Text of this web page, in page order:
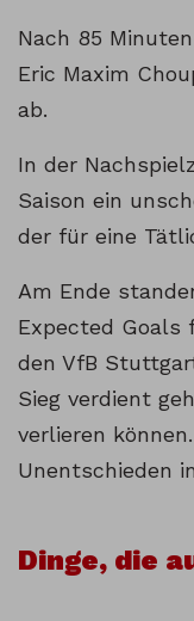
Nach 85
Eric Maxim
ab.
In der
Saison ein
der für eine
Am Ende
Expected Goals
den VfB
Sieg verdient
verlieren
Unentschieden
Dinge, die